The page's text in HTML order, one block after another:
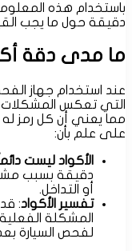
باستخدام هذه
دقيقة حول ما يجب
ما مدى دقة
التي تعكس المشكلات
مما يعني أن كل رمز
على علم بأن:
الأكواد ليست
دقيقة بسبب
أو التداخل.
تفسير الأكواد:
المشكلة
لفحص السيارة بعد